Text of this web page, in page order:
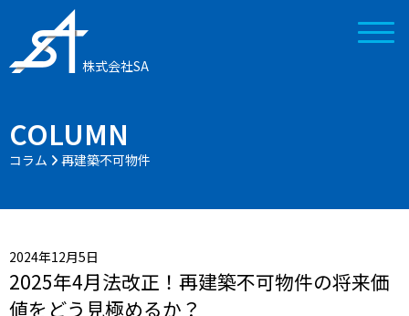
株式会社SA
COLUMN
コラム 再建築不可物件
2024年12月5日
2025年4月法改正！再建築不可物件の将来価
値をどう見極めるか？